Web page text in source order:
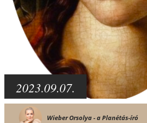
2023.09.07.
Wieber Orsolya - a Planétás-író